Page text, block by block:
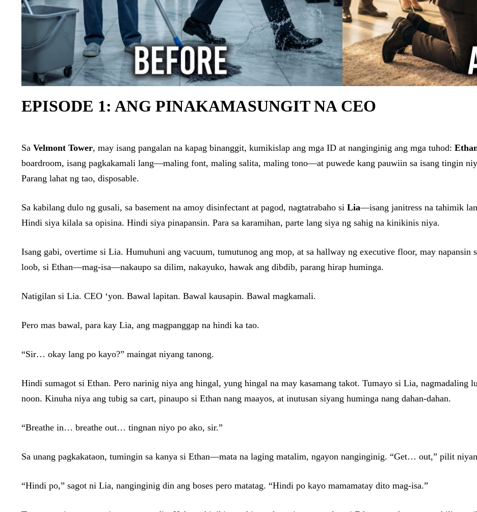
EPISODE 1: ANG PINAKAMASUNGIT NA CEO
Sa Velmont Tower, may isang pangalan na kapag binanggit, kumikislap ang mga ID at nanginginig ang mga tuhod:
boardroom, isang pagkakamali lang—maling font, maling salita, maling tono—at puwede kang pauwiin sa isang tingin
Parang lahat ng tao, disposable.
Sa kabilang dulo ng gusali, sa basement na amoy disinfectant at pagod, nagtatrabaho si Lia—isang janitress na tahimik
Hindi siya kilala sa opisina. Hindi siya pinapansin. Para sa karamihan, parte lang siya ng sahig na kinikinis niya.
Isang gabi, overtime si Lia. Humuhuni ang vacuum, tumutunog ang mop, at sa hallway ng executive floor, may napansin
loob, si Ethan—mag-isa—nakaupo sa dilim, nakayuko, hawak ang dibdib, parang hirap huminga.
Natigilan si Lia. CEO ‘yon. Bawal lapitan. Bawal kausapin. Bawal magkamali.
Pero mas bawal, para kay Lia, ang magpanggap na hindi ka tao.
“Sir… okay lang po kayo?” maingat niyang tanong.
Hindi sumagot si Ethan. Pero narinig niya ang hingal, yung hingal na may kasamang takot. Tumayo si Lia, nagmadaling
noon. Kinuha niya ang tubig sa cart, pinaupo si Ethan nang maayos, at inutusan siyang huminga nang dahan-dahan.
“Breathe in… breathe out… tingnan niyo po ako, sir.”
Sa unang pagkakataon, tumingin sa kanya si Ethan—mata na laging matalim, ngayon nanginginig. “Get… out,” pilit
“Hindi po,” sagot ni Lia, nanginginig din ang boses pero matatag. “Hindi po kayo mamamatay dito mag-isa.”